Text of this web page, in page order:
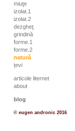
miuţe
izolat.1
izolat.2
dezgheţ
grindină
forme.1
forme.2
natură
țevi
articole liternet
about
blog
© eugen andronic 2016